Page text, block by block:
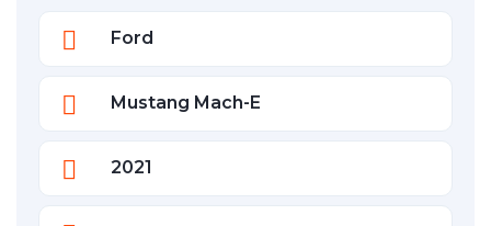
Ford
Mustang Mach-E
2021